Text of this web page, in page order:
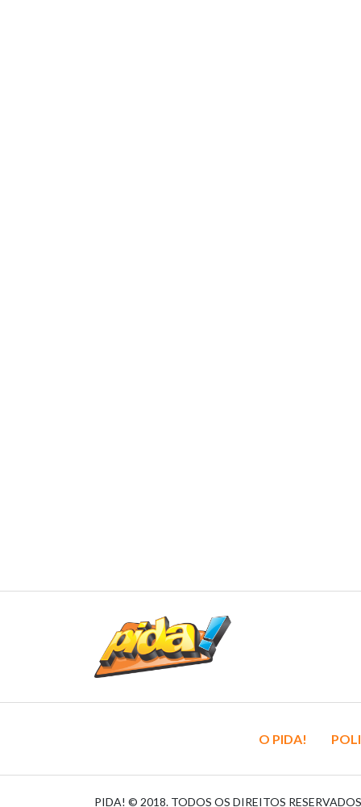
O PIDA!
PIDA! © 2018. TODOS OS DIREITOS